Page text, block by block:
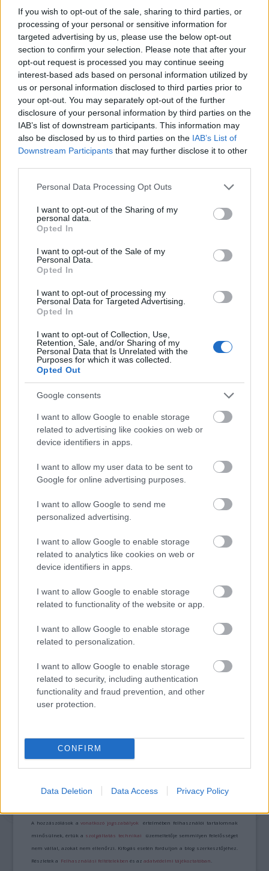
If you wish to opt-out of the sale, sharing to third parties, or
processing of your personal or sensitive information for
targeted advertising by us, please use the below opt-out
section to confirm your selection. Please note that after your
opt-out request is processed you may continue seeing
interest-based ads based on personal information utilized by
us or personal information disclosed to third parties prior to
your opt-out. You may separately opt-out of the further
disclosure of your personal information by third parties on the
IAB’s list of downstream participants. This information may
also be disclosed by us to third parties on the IAB’s List of
Downstream Participants that may further disclose it to other
Please note that this website/app uses one or more Google
not limited to your visit or usage behaviour. You may click to
grant or deny consent to Google and its third-party tags to
use your data for below specified purposes in below Google
consent section.
Personal Data Processing Opt Outs
I want to opt-out of the Sharing of my
personal data.
Opted In
I want to opt-out of the Sale of my
Personal Data.
Opted In
I want to opt-out of processing my
Personal Data for Targeted Advertising.
Opted In
I want to opt-out of Collection, Use,
Retention, Sale, and/or Sharing of my
Personal Data that Is Unrelated with the
Purposes for which it was collected.
Opted Out
Google consents
I want to allow Google to enable storage
related to advertising like cookies on web or
device identifiers in apps.
I want to allow my user data to be sent to
Google for online advertising purposes.
I want to allow Google to send me
personalized advertising.
I want to allow Google to enable storage
related to analytics like cookies on web or
device identifiers in apps.
I want to allow Google to enable storage
related to functionality of the website or app.
I want to allow Google to enable storage
related to personalization.
I want to allow Google to enable storage
related to security, including authentication
functionality and fraud prevention, and other
user protection.
CONFIRM
Data Deletion Data Access Privacy Policy
debütált kétrészesChecímű életrajzi
drámában.
A 48 éves színészt aSötétségben - Star Trek
című sci-fi gonoszának szerepével
kapcsolatban is emlegették, ám azt végül
Benedict Cumberbatch játszotta el.
A Star Wars VIII.rész az űrsaga tervezett
folytatásai közül a második. A produkciót
Rian Johnson rendezi, aki aLooper - A jövő
26-ra tűzték ki.
A Disney egyelőre nem kommentálta a
legújabb
szóló híreket.
Forrás:MTI
Star Wars Film
SZEMBE MERSZ NÉZNI AZZAL, AKIVÉ
TERMÉSZETFELETTI ERŐK ÉS ELFELEDETT
TITKOK: ITT A SHELBY OAKS – A GONOSZ
A bejegyzés trackback címe:
https://kulturpart.hu/api/trackback/id/7945966
Kommentek:
A hozzászólások avonatkozó jogszabályok értelmében felhasználói tartalomnak
minősülnek, értük a szolgáltatás technikai üzemeltetője semmilyen felelősséget
nem vállal, azokat nem ellenőrzi. Kifogás esetén forduljon a blog szerkesztőjéhez.
Részletek a Felhasználási feltételekben és azadatvédelmi tájékoztatóban